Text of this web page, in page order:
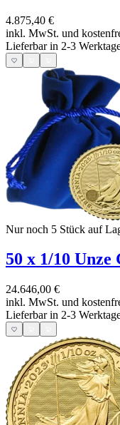
4.875,40 €
inkl. MwSt. und
Lieferbar in 2-3
Nur noch 5 Stück auf
50 x 1/10
24.646,00 €
inkl. MwSt. und
Lieferbar in 2-3